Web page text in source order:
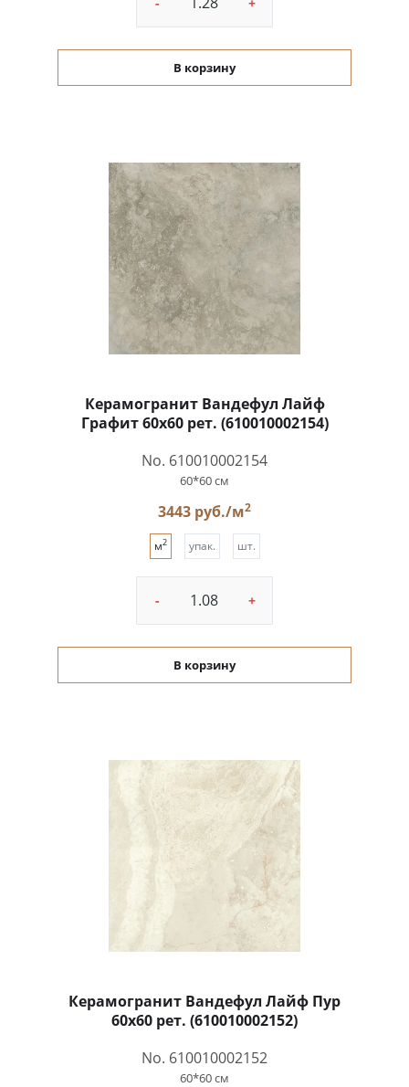
В корзину
Керамогранит Вандефул Лайф
Графит 60x60 рет. (610010002154)
No. 610010002154
60*60 см
3443 руб./м2
м2 упак. шт.
- +
В корзину
Керамогранит Вандефул Лайф Пур
60x60 рет. (610010002152)
No. 610010002152
60*60 см